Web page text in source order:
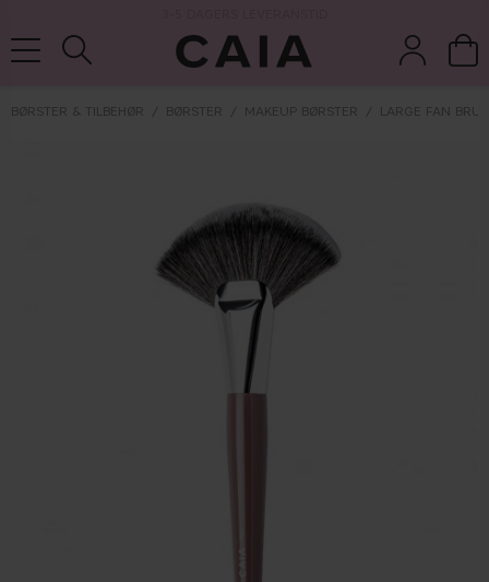
BØRSTER & TILBEHØR BØRSTER MAKEUP BØRSTER LARGE FAN